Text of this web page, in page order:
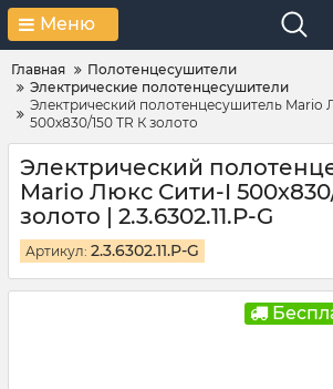
Меню
Главная
Полотенцесушители
Электрические полотенцесушители
Электрический полотенцесушитель Mario
500х830/150 TR К золото
Электрический
Mario Люкс Сити-I
золото | 2.3.6302.11.P-G
Артикул: 2.3.6302.11.P-G